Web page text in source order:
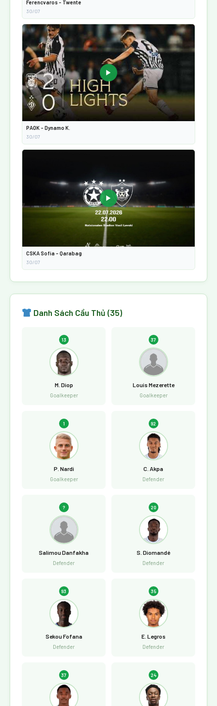
Ferencvaros - Twente
30/07
▶
PAOK - Dynamo K.
30/07
▶
CSKA Sofia - Qarabag
30/07
Danh Sách Cầu Thủ (35)
13
M. Diop
Goalkeeper
37
Louis Mezerette
Goalkeeper
1
P. Nardi
Goalkeeper
92
C. Akpa
Defender
?
Salimou Danfakha
Defender
20
S. Diomandé
Defender
93
Sekou Fofana
Defender
35
E. Legros
Defender
37 24